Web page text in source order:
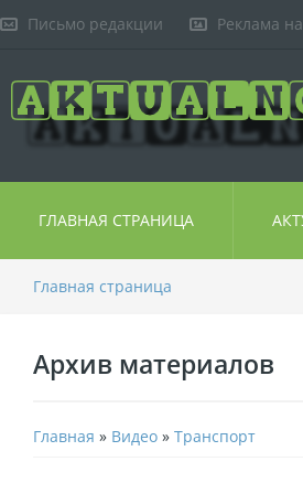
Письмо редакции Реклама
ГЛАВНАЯ СТРАНИЦА
Главная страница
Архив материалов
Главная » Видео » Транспорт